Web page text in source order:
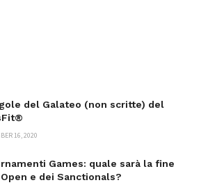
del Galateo (non scritte) del
16, 2020
Games: quale sarà la fine
e dei Sanctionals?